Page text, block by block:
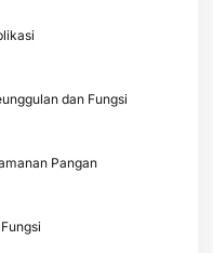
dan Fungsi
Pangan